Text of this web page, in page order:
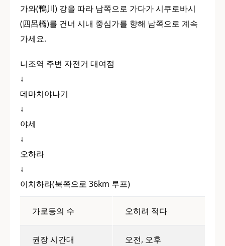
가와(鴨川) 강을 따라 남쪽으로 가다가 시쿠로바시
(四呂橋)를 건너 시내 중심가를 향해 남쪽으로 계속
가세요.
니조역 주변 자전거 대여점
↓
데마치야나기
↓
야세
↓
오하라
↓
이치하라(북쪽으로 36km 루프)
가로등의 수 오히려 적다
권장 시간대 오전, 오후